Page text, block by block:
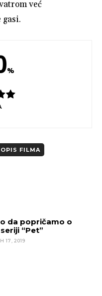
već
%
OPIS FILMA
da popričamo o
“Pet”
17, 2019